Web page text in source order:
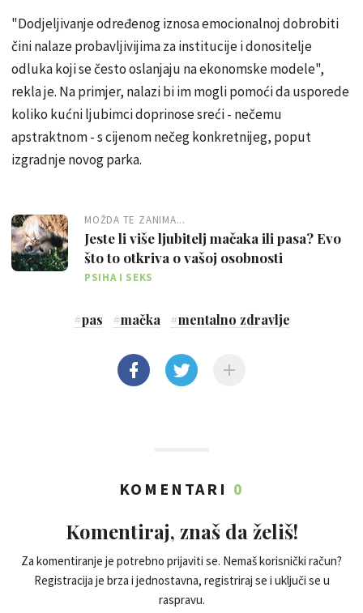
"Dodjeljivanje određenog iznosa emocionalnoj dobrobiti
čini nalaze probavljivijima za institucije i donositelje
odluka koji se često oslanjaju na ekonomske modele",
rekla je. Na primjer, nalazi bi im mogli pomoći da usporede
koliko kućni ljubimci doprinose sreći - nečemu
apstraktnom - s cijenom nečeg konkretnijeg, poput
izgradnje novog parka.
MOŽDA TE ZANIMA...
Jeste li više ljubitelj mačaka ili pasa? Evo
što to otkriva o vašoj osobnosti
PSIHA I SEKS
#pas #mačka #mentalno zdravlje
KOMENTARI 0
Komentiraj, znaš da želiš!
Za komentiranje je potrebno prijaviti se. Nemaš korisnički račun?
Registracija je brza i jednostavna, registriraj se i uključi se u
raspravu.